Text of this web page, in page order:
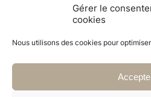
Gérer le
cookies
Nous utilisons des cookies pour
CGV
Réalisé par l’agence